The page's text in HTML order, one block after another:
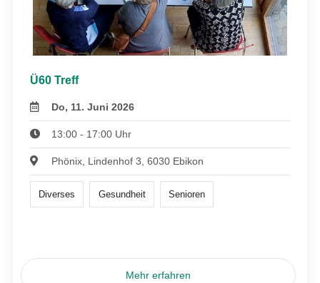
Ü60 Treff
Do, 11. Juni 2026
13:00 - 17:00 Uhr
Phönix, Lindenhof 3, 6030 Ebikon
Diverses Gesundheit Senioren
Mehr erfahren